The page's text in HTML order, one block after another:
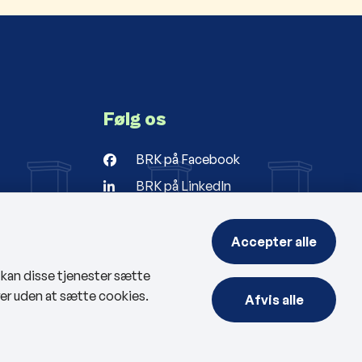
Følg os
BRK på Facebook
BRK på LinkedIn
kan disse tjenester sætte
uden at sætte cookies.
Accepter alle
Afvis alle